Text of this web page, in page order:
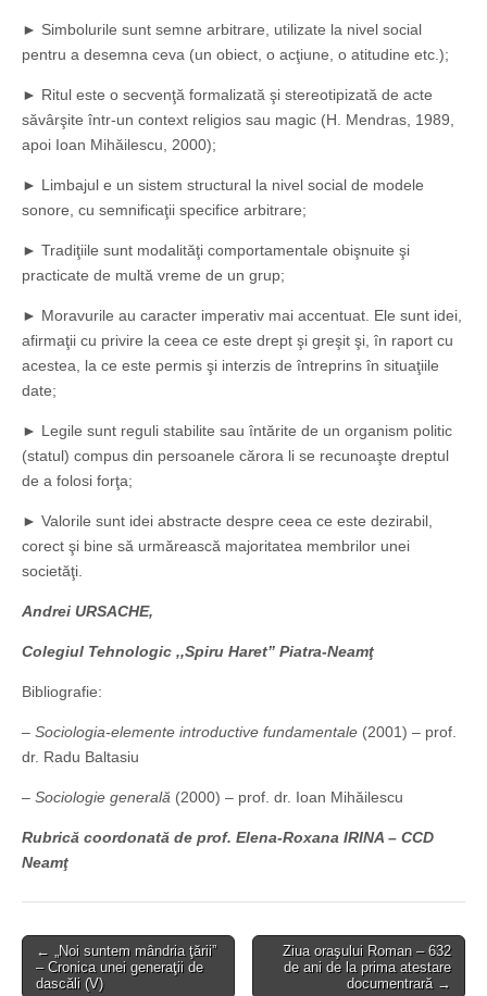
► Simbolurile sunt semne arbitrare, utilizate la nivel social
pentru a desemna ceva (un obiect, o acţiune, o atitudine etc.);
► Ritul este o secvenţă formalizată şi stereotipizată de acte
săvârşite într-un context religios sau magic (H. Mendras, 1989,
apoi Ioan Mihăilescu, 2000);
► Limbajul e un sistem structural la nivel social de modele
sonore, cu semnificaţii specifice arbitrare;
► Tradiţiile sunt modalităţi comportamentale obişnuite şi
practicate de multă vreme de un grup;
► Moravurile au caracter imperativ mai accentuat. Ele sunt idei,
afirmaţii cu privire la ceea ce este drept şi greşit şi, în raport cu
acestea, la ce este permis şi interzis de întreprins în situaţiile
date;
► Legile sunt reguli stabilite sau întărite de un organism politic
(statul) compus din persoanele cărora li se recunoaşte dreptul
de a folosi forţa;
► Valorile sunt idei abstracte despre ceea ce este dezirabil,
corect şi bine să urmărească majoritatea membrilor unei
societăţi.
Andrei URSACHE,
Colegiul Tehnologic ,,Spiru Haret” Piatra-Neamţ
Bibliografie:
– Sociologia-elemente introductive fundamentale (2001) – prof.
dr. Radu Baltasiu
– Sociologie generală (2000) – prof. dr. Ioan Mihăilescu
Rubrică coordonată de prof. Elena-Roxana IRINA – CCD
Neamţ
Post
navigation
← „Noi suntem mândria ţării”
– Cronica unei generaţii de
dascăli (V)
Ziua oraşului Roman – 632
de ani de la prima atestare
documentrară →